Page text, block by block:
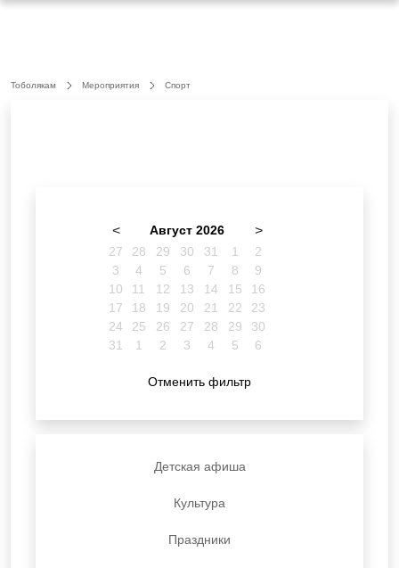
Тоболякам Мероприятия Спорт
< Август 2026 >
27 28 29 30 31 1
2
3
4 5 6 7 8
9
10
11 12 13 14 15
16
17
18 19 20 21 22
23
24
25 26 27 28 29
30
31
1 2 3 4 5 6
Отменить фильтр
Детская афиша
Культура
Праздники